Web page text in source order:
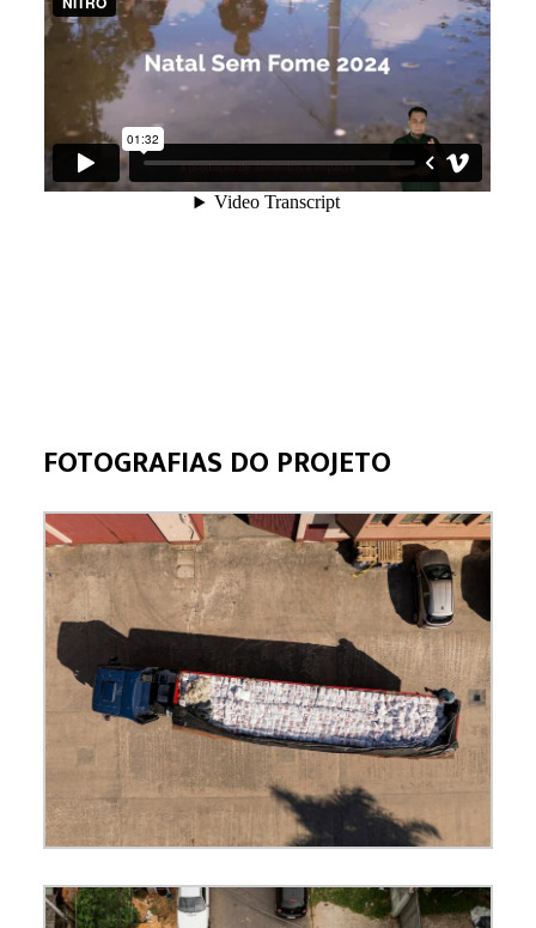
FOTOGRAFIAS DO PROJETO